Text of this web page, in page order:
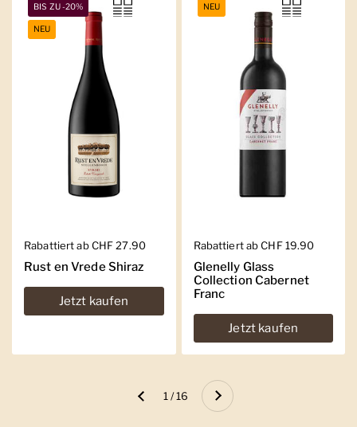
Regulärer Preis
Rabattiert ab CHF 27.90
Rust en Vrede Shiraz
Jetzt kaufen
BIS ZU -20%
NEU
Regulärer Preis
Rabattiert ab CHF 19.90
Glenelly Glass
Collection Cabernet
Franc
Jetzt kaufen
NEU
Zurück 1 / 16 Weiter